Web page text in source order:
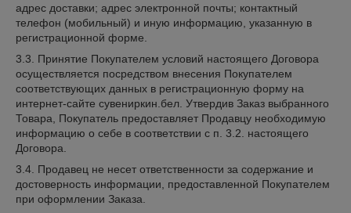
адрес доставки; адрес электронной почты; контактный
телефон (мобильный) и иную информацию, указанную в
регистрационной форме.
3.3. Принятие Покупателем условий настоящего Договора
осуществляется посредством внесения Покупателем
соответствующих данных в регистрационную форму на
интернет-сайте сувениркин.бел. Утвердив Заказ выбранного
Товара, Покупатель предоставляет Продавцу необходимую
информацию о себе в соответствии с п. 3.2. настоящего
Договора.
3.4. Продавец не несет ответственности за содержание и
достоверность информации, предоставленной Покупателем
при оформлении Заказа.